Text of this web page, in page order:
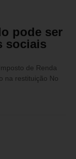
pode ser
sociais
de Renda
na restituição No